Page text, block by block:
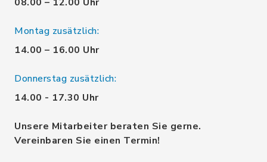
Montag zusätzlich:
14.00 – 16.00 Uhr
Donnerstag zusätzlich:
14.00 - 17.30 Uhr
Unsere Mitarbeiter beraten Sie gerne.
Vereinbaren Sie einen Termin!